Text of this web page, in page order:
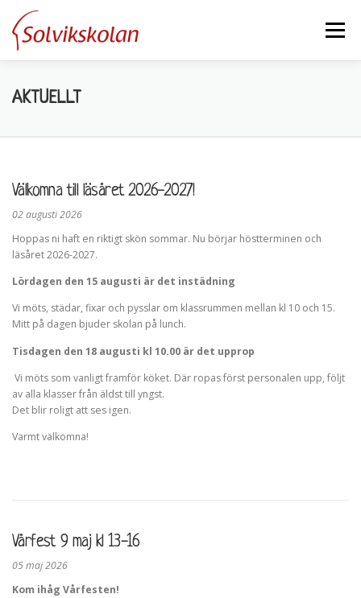
innehåll
Meny
Kontakt
Förskoleklass 2026
AKTUELLT
A
k
t
u
e
l
t
Välkomna till läsåret 2026-2027!
02 augusti 2026
Hoppas ni haft en riktigt skön sommar. Nu börjar höstterminen och
läsåret 2026-2027.
Lördagen den 15 augusti är det instädning
Vi möts, städar, fixar och pysslar om klassrummen mellan kl 10 och 15.
Mitt på dagen bjuder skolan på lunch.
Tisdagen den 18 augusti kl 10.00 är det upprop
Vi möts som vanligt framför köket. Där ropas först personalen upp, följt
av alla klasser från äldst till yngst.
Det blir roligt att ses igen.
Varmt välkomna!
Vårfest 9 maj kl 13-16
05 maj 2026
Kom ihåg Vårfesten!